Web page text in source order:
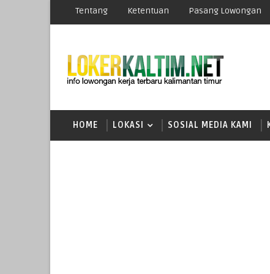
Tentang Ketentuan Pasang Lowongan
HOME LOKASI SOSIAL MEDIA KAMI